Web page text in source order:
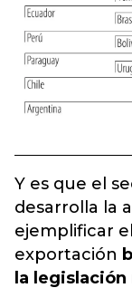
Y es que el
desarrolla la
ejemplificar
exportación
la